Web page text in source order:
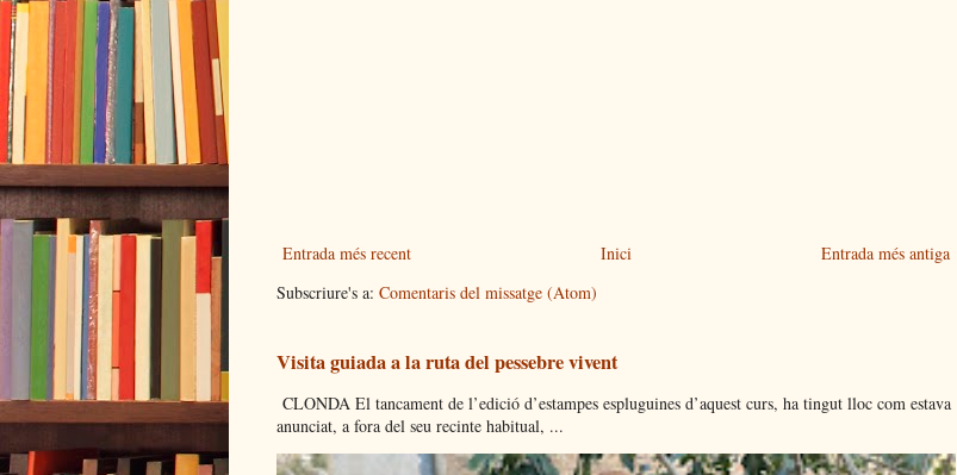
Entrada més recent Entrada més antiga
Inici
Subscriure's a: Comentaris del missatge (Atom)
Visita guiada a la ruta del pessebre vivent
CLONDA El tancament de l’edició d’estampes espluguines d’aquest curs, ha tingut lloc com estava
anunciat, a fora del seu recinte habitual, ...